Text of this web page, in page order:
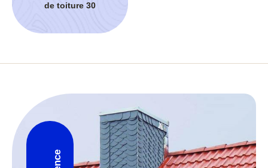
de toiture 30